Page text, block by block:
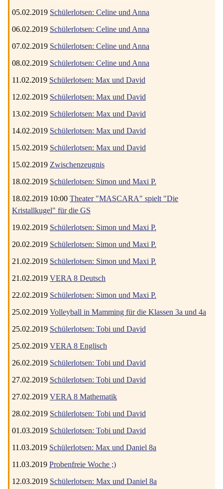
05.02.2019 Schülerlotsen: Celine und Anna
06.02.2019 Schülerlotsen: Celine und Anna
07.02.2019 Schülerlotsen: Celine und Anna
08.02.2019 Schülerlotsen: Celine und Anna
11.02.2019 Schülerlotsen: Max und David
12.02.2019 Schülerlotsen: Max und David
13.02.2019 Schülerlotsen: Max und David
14.02.2019 Schülerlotsen: Max und David
15.02.2019 Schülerlotsen: Max und David
15.02.2019 Zwischenzeugnis
18.02.2019 Schülerlotsen: Simon und Maxi P.
18.02.2019 10:00 Theater "MASCARA" spielt "Die
Kristallkugel" für die GS
19.02.2019 Schülerlotsen: Simon und Maxi P.
20.02.2019 Schülerlotsen: Simon und Maxi P.
21.02.2019 Schülerlotsen: Simon und Maxi P.
21.02.2019 VERA 8 Deutsch
22.02.2019 Schülerlotsen: Simon und Maxi P.
25.02.2019 Volleyball in Mamming für die Klassen 3a und 4a
25.02.2019 Schülerlotsen: Tobi und David
25.02.2019 VERA 8 Englisch
26.02.2019 Schülerlotsen: Tobi und David
27.02.2019 Schülerlotsen: Tobi und David
27.02.2019 VERA 8 Mathematik
28.02.2019 Schülerlotsen: Tobi und David
01.03.2019 Schülerlotsen: Tobi und David
11.03.2019 Schülerlotsen: Max und Daniel 8a
11.03.2019 Probenfreie Woche ;)
12.03.2019 Schülerlotsen: Max und Daniel 8a